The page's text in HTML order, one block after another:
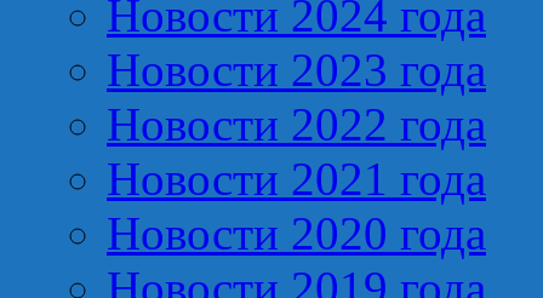
Новости 2024 года
Новости 2023 года
Новости 2022 года
Новости 2021 года
Новости 2020 года
Новости 2019 года